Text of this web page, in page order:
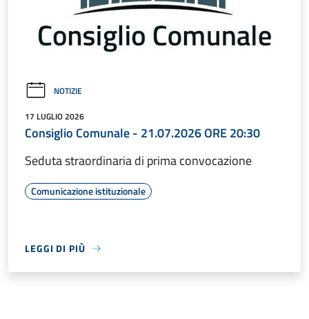
NOTIZIE
17 LUGLIO 2026
Consiglio Comunale - 21.07.2026 ORE 20:30
Seduta straordinaria di prima convocazione
Comunicazione istituzionale
LEGGI DI PIÙ